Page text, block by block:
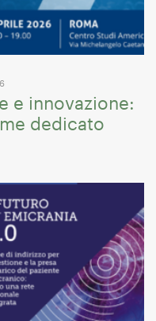
e innovazione:
dedicato